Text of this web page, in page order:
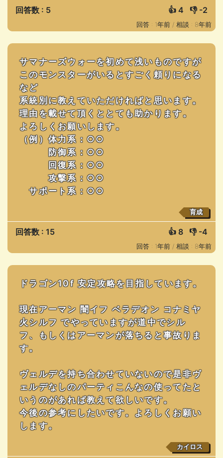
回答数 : 5 👍 4 👎 -2
回答 : 1年前 / 相談 : 8年前
サマナーズウォーを初めて浅いものですが
このモンスターがいるとすごく頼りになる
など
系統別に教えていただければと思います。
理由を載せて頂くととても助かります。
よろしくお願いします。
（例）体力系：○○
防御系：○○
回復系：○○
攻撃系：○○
サポート系：○○
育成
回答数 : 15 👍 8 👎 -4
回答 : 1年前 / 相談 : 8年前
ドラゴン10f 安定攻略を目指しています。
現在アーマン 闇イフ ベラデオン コナミヤ
火シルフ でやっていますが道中でシル
フ、もしくはアーマンが落ちると事故りま
す。
ヴェルデを持ち合わせていないので是非ヴ
ェルデなしのパーティこんなの使ってたと
いうのがあれば教えて欲しいです。
今後の参考にしたいです。よろしくお願い
します。
カイロス